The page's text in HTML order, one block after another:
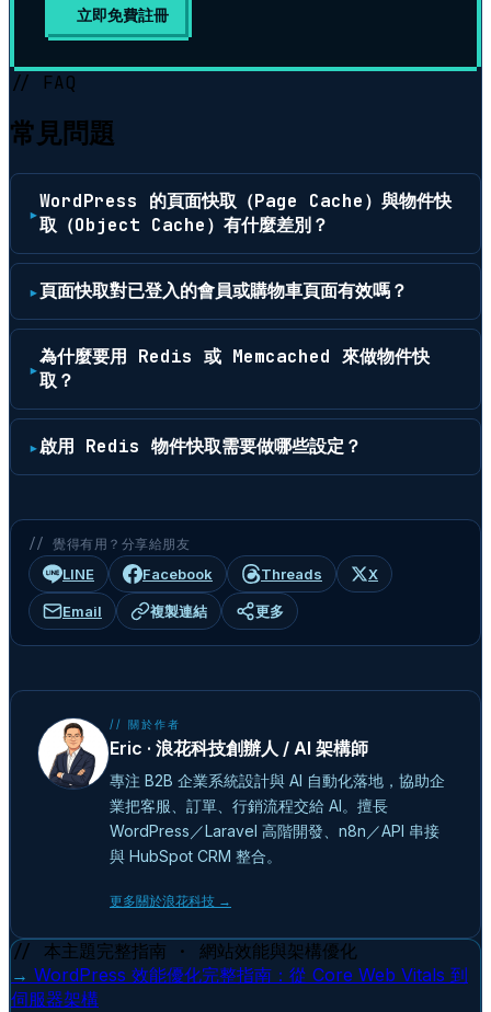
立即免費註冊
// FAQ
常見問題
WordPress 的頁面快取（Page Cache）與物件快
取（Object Cache）有什麼差別？
頁面快取對已登入的會員或購物車頁面有效嗎？
為什麼要用 Redis 或 Memcached 來做物件快
取？
啟用 Redis 物件快取需要做哪些設定？
// 覺得有用？分享給朋友
LINE Facebook Threads X
Email 複製連結 更多
// 關於作者
Eric · 浪花科技創辦人 / AI 架構師
專注 B2B 企業系統設計與 AI 自動化落地，協助企
業把客服、訂單、行銷流程交給 AI。擅長
WordPress／Laravel 高階開發、n8n／API 串接
與 HubSpot CRM 整合。
更多關於浪花科技 →
// 本主題完整指南 · 網站效能與架構優化
→ WordPress 效能優化完整指南：從 Core Web Vitals 到
伺服器架構